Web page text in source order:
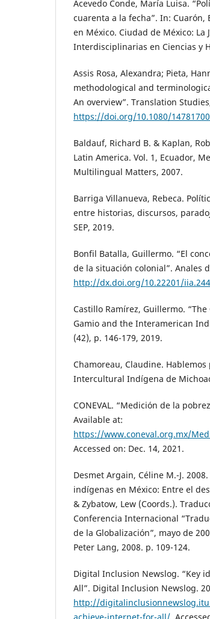
Acevedo Conde, María Luisa.
cuarenta a la fecha”. In: Cuarón,
en México. Ciudad de México:
Interdisciplinarias en Ciencias y
Assis Rosa, Alexandra; Pieta,
methodological and
An overview”. Translation
https://doi.org/10.1080/
Baldauf, Richard B. & Kaplan,
Latin America. Vol. 1, Ecuador,
Multilingual Matters, 2007.
Barriga Villanueva, Rebeca.
entre historias, discursos,
SEP, 2019.
Bonfil Batalla, Guillermo. “El
de la situación colonial”. Anales
http://dx.doi.org/10.22201/
Castillo Ramírez, Guillermo.
Gamio and the Interamerican
(42), p. 146-179, 2019.
Chamoreau, Claudine.
Intercultural Indígena de
CONEVAL. “Medición de la
Available at:
https://www.coneval.org.mx/
Accessed on: Dec. 14, 2021.
Desmet Argain, Céline M.-J.
indígenas en México: Entre el
& Zybatow, Lew (Coords.).
Conferencia Internacional
de la Globalización”, mayo de
Peter Lang, 2008. p. 109-124.
Digital Inclusion Newslog. “Key
All”. Digital Inclusion Newslog.
http://